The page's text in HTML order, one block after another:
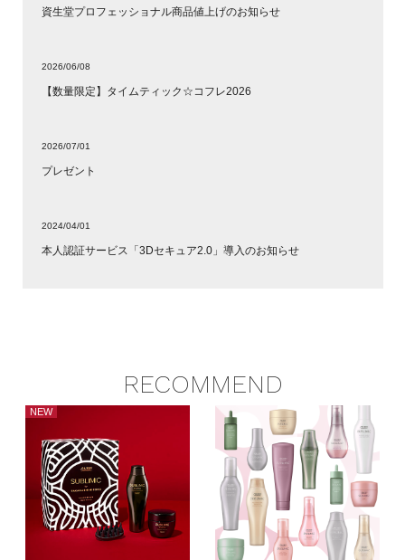
資生堂プロフェッショナル商品値上げのお知らせ
2026/06/08
【数量限定】タイムティック☆コフレ2026
2026/07/01
プレゼント
2024/04/01
本人認証サービス「3Dセキュア2.0」導入のお知らせ
RECOMMEND
NEW